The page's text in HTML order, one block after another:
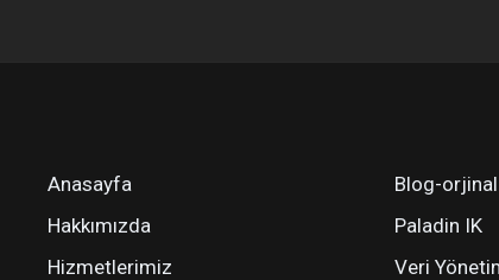
Anasayfa
Hakkımızda
Hizmetlerimiz
Blog-orjinal
Paladin IK
Veri